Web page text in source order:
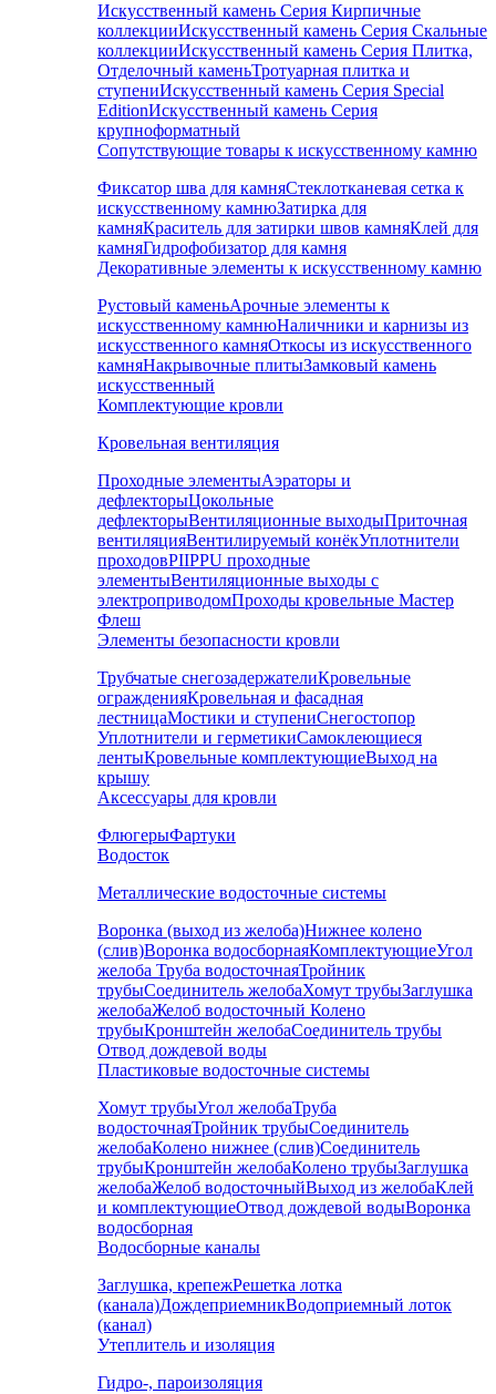
Искусственный камень Серия Кирпичные
коллекцииИскусственный камень Серия Скальные
коллекцииИскусственный камень Серия Плитка,
Отделочный каменьТротуарная плитка и
ступениИскусственный камень Серия Special
EditionИскусственный камень Серия
крупноформатный
Сопутствующие товары к искусственному камню
Фиксатор шва для камняСтеклотканевая сетка к
искусственному камнюЗатирка для
камняКраситель для затирки швов камняКлей для
камняГидрофобизатор для камня
Декоративные элементы к искусственному камню
Рустовый каменьАрочные элементы к
искусственному камнюНаличники и карнизы из
искусственного камняОткосы из искусственного
камняНакрывочные плитыЗамковый камень
искусственный
Комплектующие кровли
Кровельная вентиляция
Проходные элементыАэраторы и
дефлекторыЦокольные
дефлекторыВентиляционные выходыПриточная
вентиляцияВентилируемый конёкУплотнители
проходовPIIPPU проходные
элементыВентиляционные выходы с
электроприводомПроходы кровельные Мастер
Флеш
Элементы безопасности кровли
Трубчатые снегозадержателиКровельные
огражденияКровельная и фасадная
лестницаМостики и ступениСнегостопор
Уплотнители и герметикиСамоклеющиеся
лентыКровельные комплектующиеВыход на
крышу
Аксессуары для кровли
ФлюгерыФартуки
Водосток
Металлические водосточные системы
Воронка (выход из желоба)Нижнее колено
(слив)Воронка водосборнаяКомплектующиеУгол
желоба Труба водосточнаяТройник
трубыСоединитель желобаХомут трубыЗаглушка
желобаЖелоб водосточный Колено
трубыКронштейн желобаСоединитель трубы
Отвод дождевой воды
Пластиковые водосточные системы
Хомут трубыУгол желобаТруба
водосточнаяТройник трубыСоединитель
желобаКолено нижнее (слив)Соединитель
трубыКронштейн желобаКолено трубыЗаглушка
желобаЖелоб водосточныйВыход из желобаКлей
и комплектующиеОтвод дождевой водыВоронка
водосборная
Водосборные каналы
Заглушка, крепежРешетка лотка
(канала)ДождеприемникВодоприемный лоток
(канал)
Утеплитель и изоляция
Гидро-, пароизоляция